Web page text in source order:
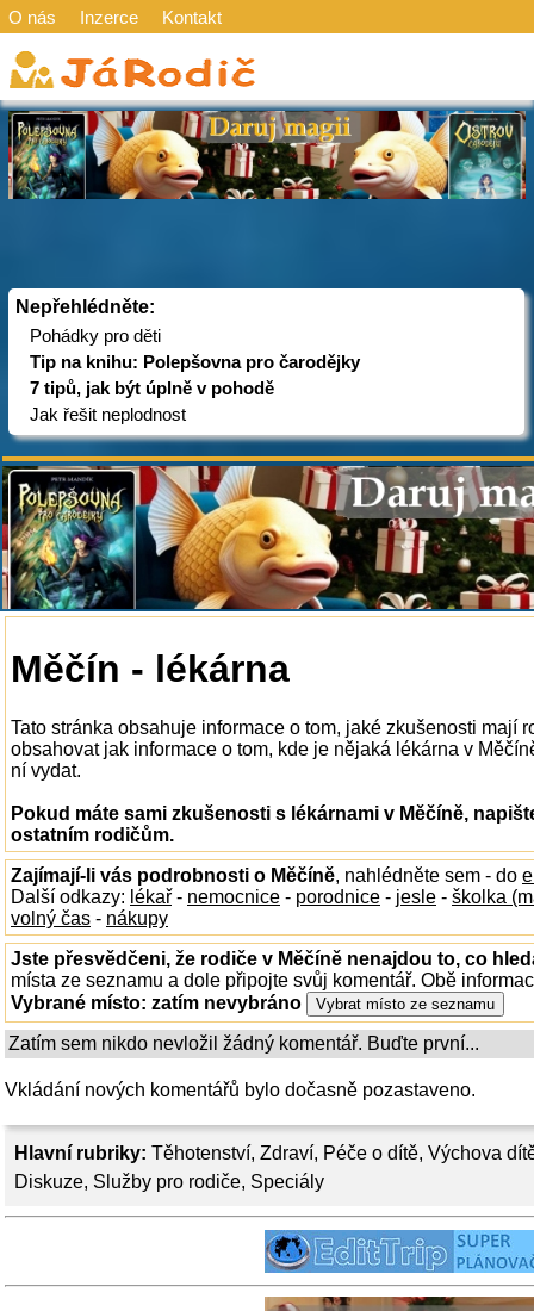
O nás Inzerce Kontakt
Nepřehlédněte:
Pohádky pro děti
Tip na knihu: Polepšovna pro čarodějky
7 tipů, jak být úplně v pohodě
Jak řešit neplodnost
Hlavní rubriky: Těhotenství, Zdraví, Péče o dítě, Výchova
Diskuze, Služby pro rodiče, Speciály
Měčín - lékárna
Tato stránka obsahuje informace o tom, jaké zkušenosti mají
obsahovat jak informace o tom, kde je nějaká lékárna v
ní vydat.
Pokud máte sami zkušenosti s lékárnami v Měčíně,
ostatním rodičům.
Zajímají-li vás podrobnosti o Měčíně, nahlédněte sem - do
Další odkazy: lékař - nemocnice - porodnice - jesle - školka
volný čas - nákupy
Jste přesvědčeni, že rodiče v Měčíně nenajdou to, co
místa ze seznamu a dole připojte svůj komentář. Obě
Vybrané místo: zatím nevybráno
Zatím sem nikdo nevložil žádný komentář. Buďte první...
Vkládání nových komentářů bylo dočasně pozastaveno.